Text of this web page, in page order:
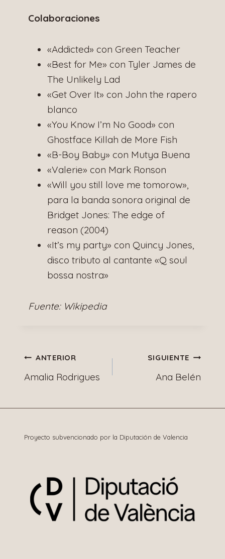
Colaboraciones
«Addicted» con Green Teacher
«Best for Me» con Tyler James de
The Unlikely Lad
«Get Over It» con John the rapero
blanco
«You Know I’m No Good» con
Ghostface Killah de More Fish
«B-Boy Baby» con Mutya Buena
«Valerie» con Mark Ronson
«Will you still love me tomorow»,
para la banda sonora original de
Bridget Jones: The edge of
reason (2004)
«It’s my party» con Quincy Jones,
disco tributo al cantante «Q soul
bossa nostra»
Fuente: Wikipedia
Navegación
de
entradas
ANTERIOR
Amalia Rodrigues
SIGUIENTE
Ana Belén
Proyecto subvencionado por la Diputación de Valencia